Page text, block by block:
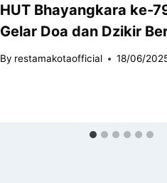
HUT Bhayangkara ke-
Gelar Doa dan Dzikir
By restamakotaofficial 18/06/